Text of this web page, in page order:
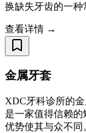
换缺失牙齿的一种
查看详情 →
金属牙套
XDC牙科诊所的
是一家值得信赖
优势使其与众不